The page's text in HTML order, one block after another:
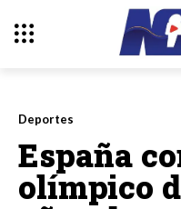
Deportes
España
olímpico